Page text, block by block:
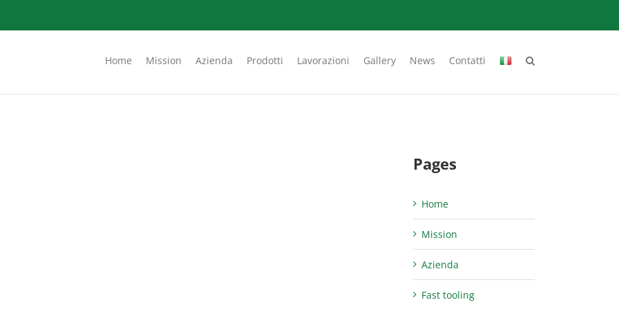
Home Mission Azienda Prodotti Lavorazioni Gallery News Contatti
Pages
Home
Mission
Azienda
Fast tooling